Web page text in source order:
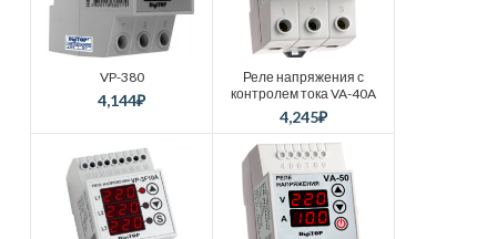
VP-380
4,144₽
Реле напряжения с
контролем тока VA-40A
4,245₽